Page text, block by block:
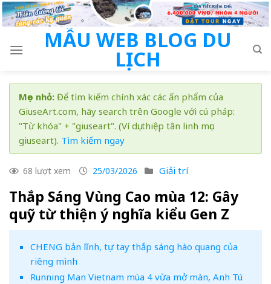
Skip
to
MẪU WEB BLOG DU
LỊCH
Mẹo nhỏ: Để tìm kiếm chính xác các ấn phẩm của
GiuseArt.com, hãy search trên Google với cú pháp:
"Từ khóa" + "giuseart". (Ví dụ: thiệp tân linh mục
giuseart). Tìm kiếm ngay
68 lượt xem 25/03/2026 Giải trí
Thắp Sáng Vùng Cao mùa 12: Gây
quỹ từ thiện ý nghĩa kiểu Gen Z
CHENG bản lĩnh, tự tay thắp sáng hào quang của
riêng mình
Running Man Vietnam mùa 4 vừa mở màn, Anh Tú